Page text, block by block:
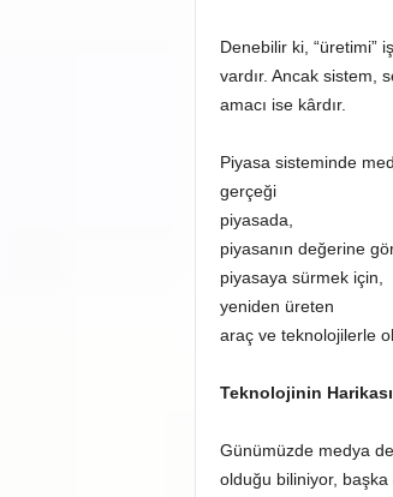
Denebilir ki, “üretimi”
vardır. Ancak sistem,
amacı ise kârdır.
Piyasa sisteminde
gerçeği
piyasada,
piyasanın değerine
piyasaya sürmek için,
yeniden üreten
araç ve teknolojilerle
Teknolojinin Harikası
Günümüzde medya
olduğu biliniyor, başka